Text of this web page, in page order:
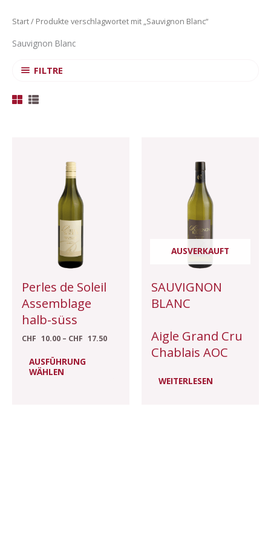
Start/ Produkte verschlagwortet mit „Sauvignon Blanc“
Sauvignon Blanc
FILTRE
Perles de Soleil
Assemblage
halb-süss
CHF 10.00 – CHF 17.50
AUSFÜHRUNG
WÄHLEN
Produktseite
AUSVERKAUFT
SAUVIGNON
BLANC
Aigle Grand Cru
Chablais AOC
WEITERLESEN